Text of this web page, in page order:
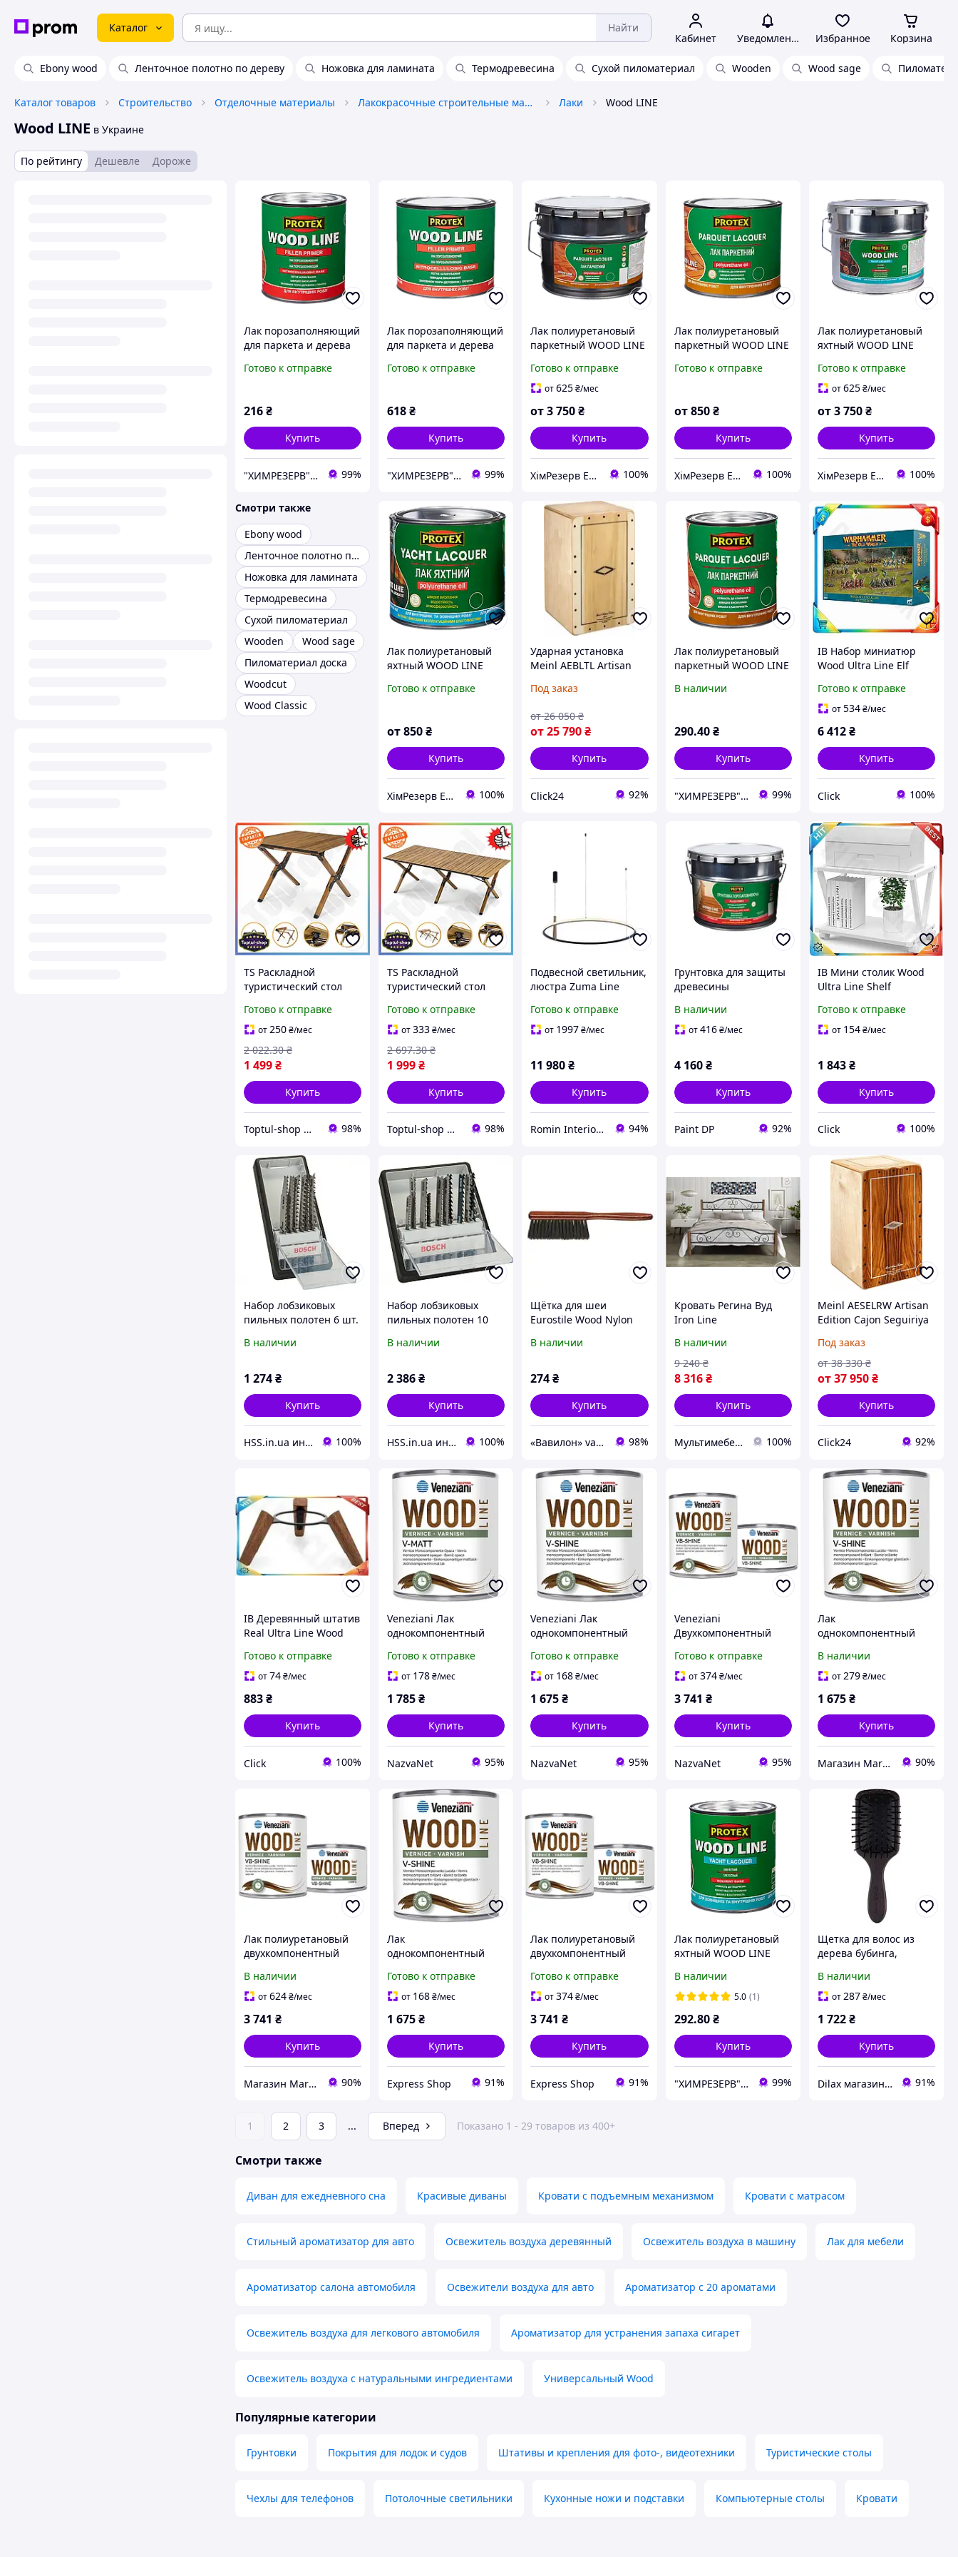
Каталог Найти
Кабинет Уведомления Избранное Корзина
Ebony wood Ленточное полотно по дереву Ножовка для ламината Термодревесина Сухой пиломатериал Wooden Wood sage
Каталог товаров Строительство Отделочные материалы Лакокрасочные строительные материалы Лаки Wood LINE
Wood LINE в Украине
По рейтингу Дешевле Дороже
Лак порозаполняющий
для паркета и дерева
0.65кг (0.7л)
Готово к отправке
216₴
Купить
"ХИМРЕЗЕРВ" группа компаний: ТОВ "ПРОГРЕС 2010", ТОВ "ХІМРЕЗЕРВ-УКРАЇНА" 99%
Лак порозаполняющий
для паркета и дерева
1.95кг (2.1л)
Готово к отправке
618₴
Купить
"ХИМРЕЗЕРВ" группа компаний: ТОВ "ПРОГРЕС 2010", ТОВ "ХІМРЕЗЕРВ-УКРАЇНА" 99%
Лак полиуретановый
паркетный WOOD LINE
глян./полумат.
Готово к отправке
от625₴/мес
от3 750₴
Купить
ХімРезерв Експерт 100%
Лак полиуретановый
паркетный WOOD LINE
глян./полумат.
Готово к отправке
от 850 ₴
Купить
ХімРезерв Експерт 100%
Лак полиуретановый
яхтный WOOD LINE
глян./полумат.
Готово к отправке
от625₴/мес
от3 750₴
Купить
ХімРезерв Експерт 100%
Смотри также
Ebony wood
Ленточное полотно по дереву
Ножовка для ламината
Термодревесина
Сухой пиломатериал
Wooden
Wood sage
Пиломатериал доска
Woodcut
Wood Classic
Лак полиуретановый
яхтный WOOD LINE
глян./полумат.
Готово к отправке
от850₴
Купить
ХімРезерв Експерт 100%
Ударная установка
Meinl AEBLTL Artisan
Line Wood-Cajon Tulip
Под заказ
от25 790₴
от 26 050 ₴
Купить
Click24 92%
Лак полиуретановый
паркетный WOOD LINE
глян./полумат.
В наличии
290.40 ₴
Купить
"ХИМРЕЗЕРВ" группа компаний: ТОВ "ПРОГРЕС 2010", ТОВ "ХІМРЕЗЕРВ-УКРАЇНА" 99%
ІВ Набор миниатюр
Wood Ultra Line Elf
для настольной игры
Warhammer фигурки
Готово к отправке
от534₴/мес
6 412₴
Купить
Click 100%
TS Раскладной
туристический стол
Line Wood для пикника
и кемпинга легкий
Готово к отправке
от 250₴/мес
1 499₴
2 022.30 ₴
Купить
Toptul-shop Интернет магазин 98%
TS Раскладной
туристический стол
Wood для пикника
кемпинга легкий
Готово к отправке
от333₴/мес
1 999₴
2 697.30 ₴
Купить
Toptul-shop Интернет магазин 98%
Подвесной светильник,
люстра Zuma Line
Claud Led 1x42W
3000K/4000K/6000K
Готово к отправке
от 1997₴/мес
11 980₴
Купить
Romin Interior Store 94%
Грунтовка для защиты
древесины
WOOD LINE PROTEX
9.3кг 10л
В наличии
от416 ₴/мес
4 160 ₴
Купить
Paint DP 92%
ІВ Мини столик Wood
Ultra Line Shelf
двухъярусная полка
для принтера
Готово к отправке
от 154₴/мес
1 843₴
Купить
Click 100%
Набор лобзиковых
пильных полотен 6 шт.
Robust Line
В наличии
1 274₴
Купить
HSS.in.ua интернет магазин деревообрабатывающего инструмента 100%
Набор лобзиковых
пильных полотен 10
Robust Line
В наличии
2 386₴
Купить
HSS.in.ua интернет магазин деревообрабатывающего инструмента 100%
Щётка для шеи
Eurostile Wood Nylon
В наличии
274₴
Купить
«Вавилон» vavilon-shop.com.ua 98%
Кровать Регина Вуд
Iron Line
деревянными ножками
и ламелями
В наличии
8 316 ₴
9 240 ₴
Купить
Мультимебель 100%
Meinl AESELRW Artisan
Edition Cajon Seguiriya
Palisander (на Заказ)
Под заказ
от37 950₴
от 38 330 ₴
Купить
Click24 92%
ІВ Деревянный штатив
Real Ultra Line Wood
чёрный орех подставка
для колонки штатив дл
Готово к отправке
от74₴/мес
883₴
Купить
Click 100%
Veneziani Лак
однокомпонентный
матовый
атмосферостойкий для
снаружи
Готово к отправке
от 178₴/мес
1 785₴
Купить
NazvaNet 95%
Veneziani Лак
однокомпонентный
бесцветный
атмосферостойкий
Готово к отправке
от 168₴/мес
1 675₴
Купить
NazvaNet 95%
Veneziani
Двухкомпонентный
Wood Line 750 мл
прозрачный для
прочности
Готово к отправке
от374 ₴/мес
3 741 ₴
Купить
NazvaNet 95%
Лак
однокомпонентный
прозрачный, 750 мл,
Osculati.
В наличии
от279₴/мес
1 675₴
Купить
Магазин Marineq 90%
Лак полиуретановый
двухкомпонентный
прозрачный, 750 мл,
Osculati.
В наличии
от624₴/мес
3 741 ₴
Купить
Магазин Marineq 90%
Лак
однокомпонентный
750 мл прозрачный
атмосферостойкий
для дерева
Готово к отправке
от 168₴/мес
1 675₴
Купить
Express Shop 91%
Лак полиуретановый
двухкомпонентный
прозрачный 750 мл
для дерева высокой
Готово к отправке
от374₴/мес
3 741 ₴
Купить
Express Shop 91%
Лак полиуретановый
яхтный WOOD LINE
глян./полумат.
В наличии
5.0 (1)
292.80 ₴
Купить
"ХИМРЕЗЕРВ" группа компаний: ТОВ "ПРОГРЕС 2010", ТОВ "ХІМРЕЗЕРВ-УКРАЇНА" 99%
Щетка для волос из
дерева бубинга,
- Janeke Bubinga Wood
Line (1150861-2)
В наличии
от287₴/мес
1 722₴
Купить
Dilax магазин брендовых детских игрушек и товаров для родителей. 91%
1 2 3 ... Вперед Показано 1 - 29 товаров из 400+
Смотри также
Диван для ежедневного сна Красивые диваны Кровати с подъемным механизмом Кровати с матрасом
Стильный ароматизатор для авто Освежитель воздуха деревянный Освежитель воздуха в машину Лак для мебели
Ароматизатор салона автомобиля Освежители воздуха для авто Ароматизатор с 20 ароматами
Освежитель воздуха для легкового автомобиля Ароматизатор для устранения запаха сигарет
Освежитель воздуха с натуральными ингредиентами Универсальный Wood
Популярные категории
Грунтовки Покрытия для лодок и судов Штативы и крепления для фото-, видеотехники Туристические столы
Чехлы для телефонов Потолочные светильники Кухонные ножи и подставки Компьютерные столы Кровати